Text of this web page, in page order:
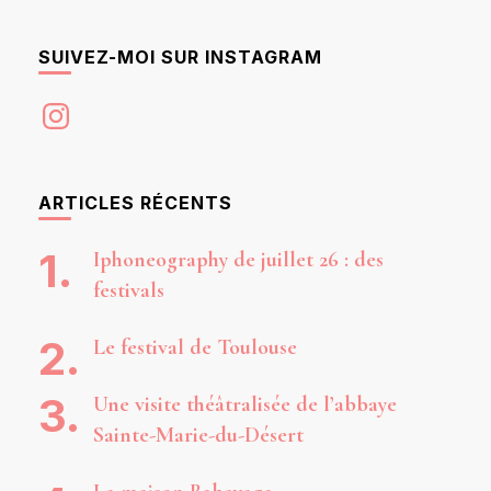
SUIVEZ-MOI SUR INSTAGRAM
Instagram
ARTICLES RÉCENTS
Iphoneography de juillet 26 : des
festivals
Le festival de Toulouse
Une visite théâtralisée de l’abbaye
Sainte-Marie-du-Désert